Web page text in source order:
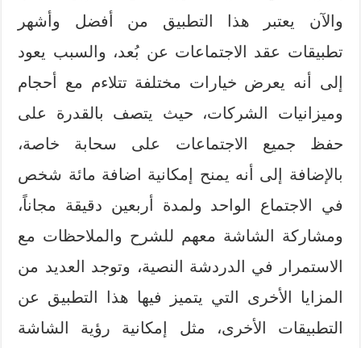
والآن يعتبر هذا التطبيق من أفضل وأشهر
تطبيقات عقد الاجتماعات عن بُعد، والسبب يعود
إلى أنه يعرض خيارات مختلفة تتلاءم مع أحجام
وميزانيات الشركات، حيث يتصف بالقدرة على
حفظ جميع الاجتماعات على سحابة خاصة،
بالإضافة إلى أنه يمنح إمكانية اضافة مائة شخص
في الاجتماع الواحد ولمدة أربعين دقيقة مجاناً،
ومشاركة الشاشة معهم للشرح والملاحظات مع
الاستمرار في الدردشة النصية، وتوجد العديد من
المزايا الأخرى التي يتميز فيها هذا التطبيق عن
التطبيقات الأخرى، مثل إمكانية رؤية الشاشة